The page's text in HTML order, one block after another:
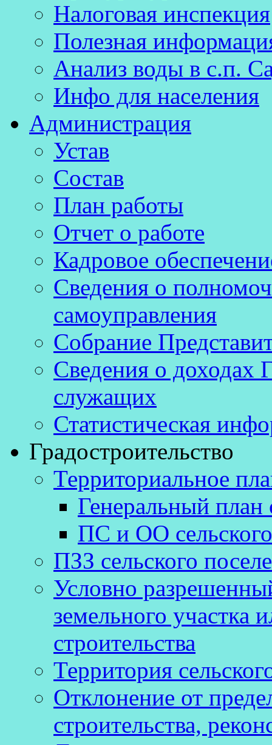
Налоговая инспекция
Полезная
Анализ воды в с.п.
Инфо для населения
Администрация
Устав
Состав
План работы
Отчет о работе
Кадровое
Сведения о
самоуправления
Собрание
Сведения о доходах
служащих
Статистическая
Градостроительство
Территориальное
Генеральный план
ПС и ОО
ПЗЗ сельского
Условно
земельного участка
строительства
Территория
Отклонение от
строительства,